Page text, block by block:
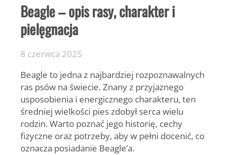
Beagle – opis rasy, charakter i
pielęgnacja
8 czerwca 2025
Beagle to jedna z najbardziej rozpoznawalnych
ras psów na świecie. Znany z przyjaznego
usposobienia i energicznego charakteru, ten
średniej wielkości pies zdobył serca wielu
rodzin. Warto poznać jego historię, cechy
fizyczne oraz potrzeby, aby w pełni docenić, co
oznacza posiadanie Beagle’a.